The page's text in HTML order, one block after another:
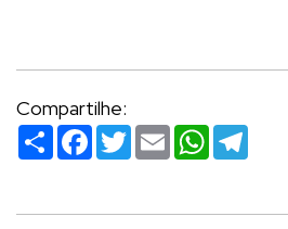
Compartilhe:
Compartilhar
Facebook
TwitterEmailWhatsApp